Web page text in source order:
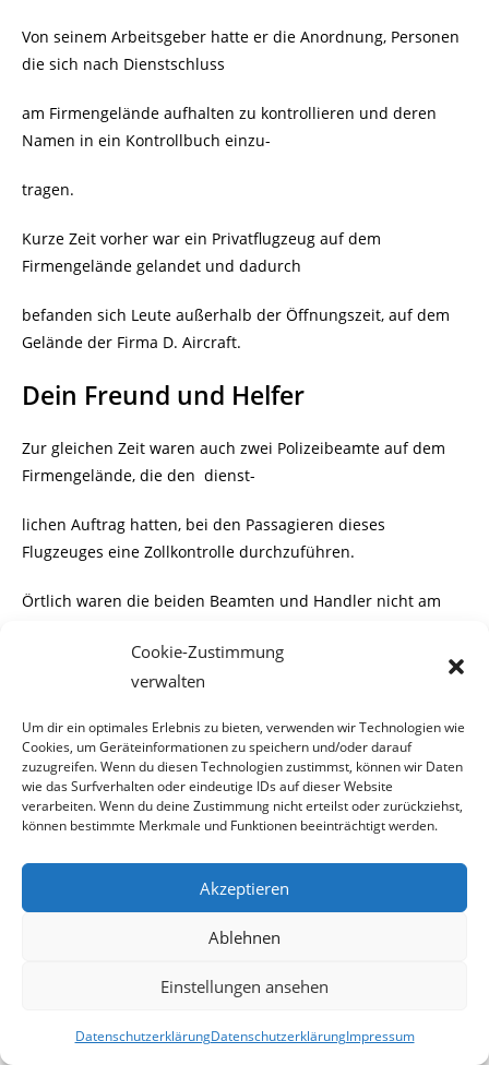
Cookie-Zustimmung
verwalten
Um dir ein optimales Erlebnis zu bieten, verwenden wir Technologien wie
Cookies, um Geräteinformationen zu speichern und/oder darauf
zuzugreifen. Wenn du diesen Technologien zustimmst, können wir Daten
wie das Surfverhalten oder eindeutige IDs auf dieser Website
verarbeiten. Wenn du deine Zustimmung nicht erteilst oder zurückziehst,
können bestimmte Merkmale und Funktionen beeinträchtigt werden.
Akzeptieren
Ablehnen
Einstellungen ansehen
DatenschutzerklärungDatenschutzerklärungImpressum
Von seinem Arbeitsgeber hatte er die Anordnung, Personen
die sich nach Dienstschluss
am Firmengelände aufhalten zu kontrollieren und deren
Namen in ein Kontrollbuch einzu-
tragen.
Kurze Zeit vorher war ein Privatflugzeug auf dem
Firmengelände gelandet und dadurch
befanden sich Leute außerhalb der Öffnungszeit, auf dem
Gelände der Firma D. Aircraft.
Dein Freund und Helfer
Zur gleichen Zeit waren auch zwei Polizeibeamte auf dem
Firmengelände, die den dienst-
lichen Auftrag hatten, bei den Passagieren dieses
Flugzeuges eine Zollkontrolle durchzuführen.
Örtlich waren die beiden Beamten und Handler nicht am
keiner vom anderen.
Als Handler vorerst vier ihm unbekannte Personen
kontrollieren wollte, kam es zum ersten
Zwischenfall. Diese wollten sich nicht von einem
Nachtwächter aufschreiben lassen und
vermittelten ihm das auch ziemlich klar.
Also ging er weiter und traf in einem nahegelegenen Hangar